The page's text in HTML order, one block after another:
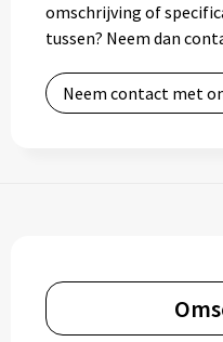
omschrijving of
tussen? Neem dan
Neem contact met